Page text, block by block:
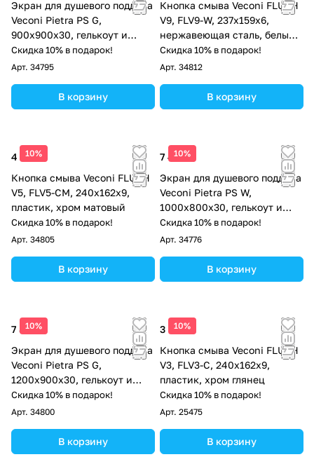
Экран для душевого поддона
Veconi Pietra PS G,
900x900x30, гелькоут и
стекловолокно, серый
Скидка 10% в подарок!
Арт. 34795
В корзину
Кнопка смыва Veconi FLUSH
V9, FLV9-W, 237х159х6,
нержавеющая сталь, белый
матовый
Скидка 10% в подарок!
Арт. 34812
В корзину
10%
4 513 ₽
Кнопка смыва Veconi FLUSH
V5, FLV5-CM, 240х162х9,
пластик, хром матовый
Скидка 10% в подарок!
Арт. 34805
В корзину
10%
7 498 ₽
Экран для душевого поддона
Veconi Pietra PS W,
1000x800x30, гелькоут и
стекловолокно, белый
Скидка 10% в подарок!
Арт. 34776
В корзину
10%
7 873 ₽
Экран для душевого поддона
Veconi Pietra PS G,
1200x900x30, гелькоут и
стекловолокно, серый
Скидка 10% в подарок!
Арт. 34800
В корзину
10%
3 034 ₽
Кнопка смыва Veconi FLUSH
V3, FLV3-C, 240х162х9,
пластик, хром глянец
Скидка 10% в подарок!
Арт. 25475
В корзину